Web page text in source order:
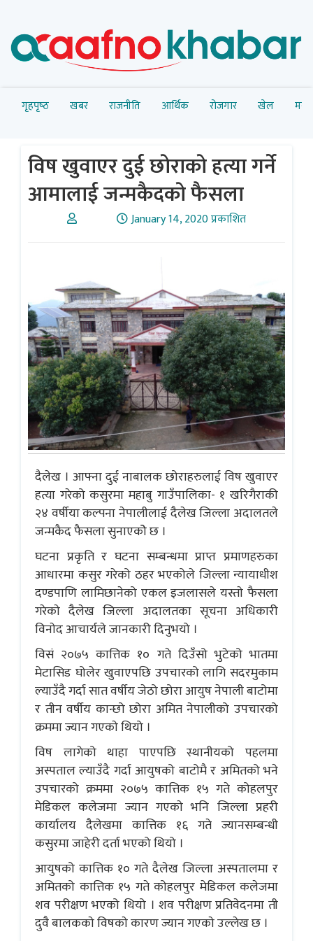
गृहपृष्‍ठ खबर राजनीति आर्थिक रोजगार खेल
विष खुवाएर दुई छाेराकाे हत्या गर्ने
आमालाई जन्मकैदकाे फैसला
January 14, 2020 प्रकाशित
दैलेख । आफ्ना दुई नाबालक छोराहरुलाई विष खुवाएर
हत्या गरेको कसुरमा महाबु गाउँपालिका- १ खरिगैराकी
२४ वर्षीया कल्पना नेपालीलाई दैलेख जिल्ला अदालतले
जन्मकैद फैसला सुनाएकोे छ ।
घटना प्रकृति र घटना सम्बन्धमा प्राप्त प्रमाणहरुका
आधारमा कसुर गरेको ठहर भएकोले जिल्ला न्यायाधीश
दण्डपाणि लामिछानेको एकल इजलासले यस्ताे फैसला
गरेकाे दैलेख जिल्ला अदालतका सूचना अधिकारी
विनाेद आचार्यले जानकारी दिनुभयो ।
विसं २०७५ कात्तिक १० गते दिउँसो भुटेको भातमा
मेटासिड घोलेर खुवाएपछि उपचारको लागि सदरमुकाम
ल्याउँदै गर्दा सात वर्षीय जेठो छोरा आयुष नेपाली बाटोमा
र तीन वर्षीय कान्छो छोरा अमित नेपालीको उपचारको
क्रममा ज्यान गएकाे थियो ।
विष लागेको थाहा पाएपछि स्थानीयको पहलमा
अस्पताल ल्याउँदै गर्दा आयुषको बाटोमै र अमितको भने
उपचारको क्रममा २०७५ कात्तिक १५ गते कोहलपुर
मेडिकल कलेजमा ज्यान गएकाे भनि जिल्ला प्रहरी
कार्यालय दैलेखमा कात्तिक १६ गते ज्यानसम्बन्धी
कसुरमा जाहेरी दर्ता भएको थियो ।
आयुषको कात्तिक १० गते दैलेख जिल्ला अस्पतालमा र
अमितको कात्तिक १५ गते कोहलपुर मेडिकल कलेजमा
शव परीक्षण भएको थियो । शव परीक्षण प्रतिवेदनमा ती
दुवै बालककाे विषकाे कारण ज्यान गएकाे उल्लेख छ ।